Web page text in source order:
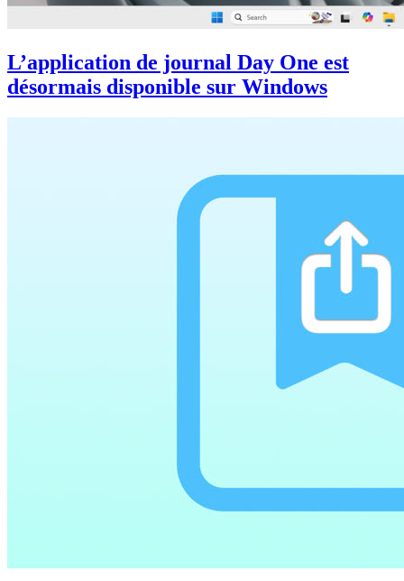
L’application de journal Day One est
désormais disponible sur Windows